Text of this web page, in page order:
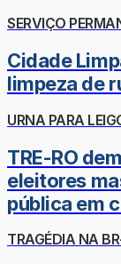
SERVIÇO
Cidade
limpeza de
URNA PARA
TRE-RO
eleitores
pública em
TRAGÉDIA NA